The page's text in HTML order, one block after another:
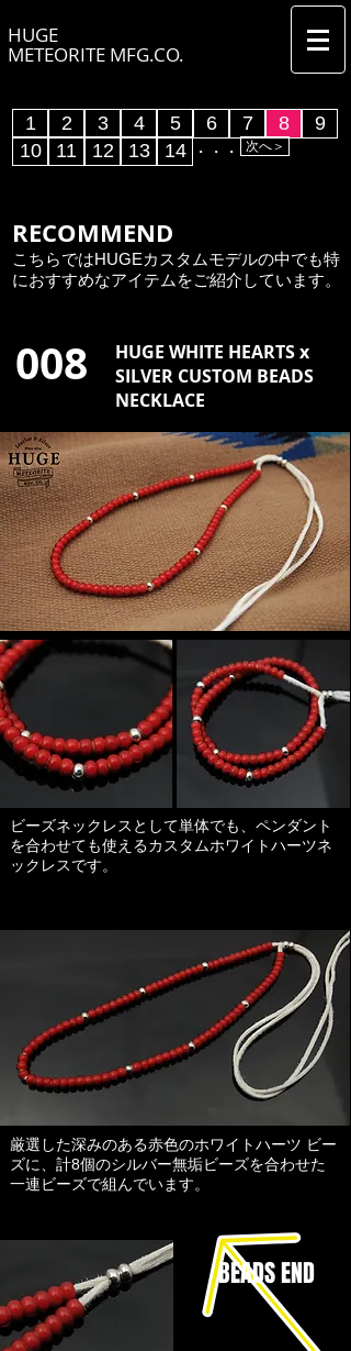
HUGE
METEORITE MFG.CO.
1 2 3 4 5 6 7 8
9
10
11 12 13 14 ​・・・ 次へ＞
RECOMMEND
こちらではHUGEカスタムモデルの中でも特
におすすめなアイテムをご紹介しています。
​008
HUGE WHITE HEARTS x
SILVER CUSTOM BEADS
NECKLACE
​ビーズネックレスとして単体でも、ペンダント
を合わせても使えるカスタムホワイトハーツネ
ックレスです。
厳選した深みのある赤色のホワイトハーツ ビー
ズに、計8個のシルバー無垢ビーズを合わせた
一連ビーズで組んでいます。
​BEADS END